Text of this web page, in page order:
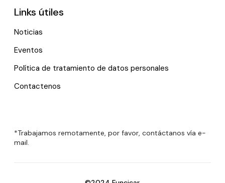
Links útiles
Noticias
Eventos
Política de tratamiento de datos personales
Contactenos
*Trabajamos remotamente, por favor, contáctanos vía e-
mail.